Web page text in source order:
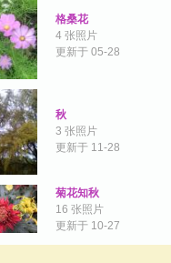
格桑花
4 张照片
更新于 05-28
秋
3 张照片
更新于 11-28
菊花知秋
16 张照片
更新于 10-27